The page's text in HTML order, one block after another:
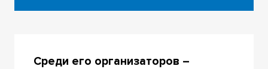
Среди его организаторов –